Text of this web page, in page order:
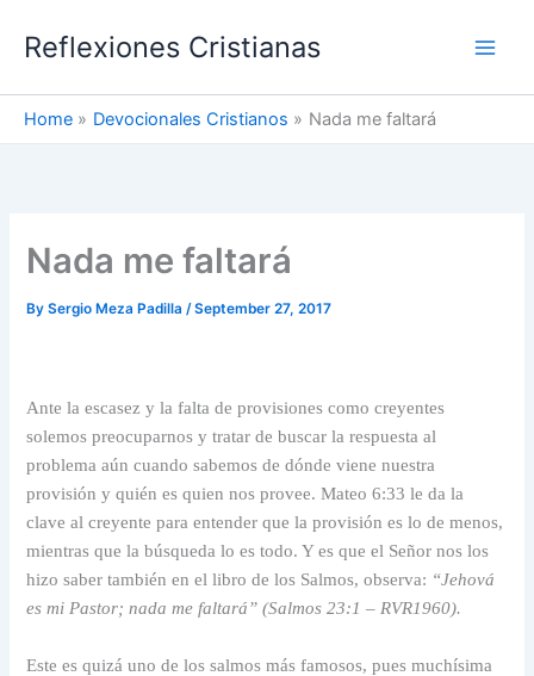
Reflexiones Cristianas
Home Devocionales Cristianos Nada me faltará
Nada me faltará
BySergio Meza Padilla/September 27, 2017
Ante la escasez y la falta de provisiones como creyentes
solemos preocuparnos y tratar de buscar la respuesta al
problema aún cuando sabemos de dónde viene nuestra
provisión y quién es quien nos provee. Mateo 6:33 le da la
clave al creyente para entender que la provisión es lo de menos,
mientras que la búsqueda lo es todo. Y es que el Señor nos los
hizo saber también en el libro de los Salmos, observa: “Jehová
es mi Pastor; nada me faltará” (Salmos 23:1 – RVR1960).
Este es quizá uno de los salmos más famosos, pues muchísima